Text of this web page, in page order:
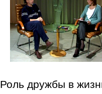
Роль дружбы в